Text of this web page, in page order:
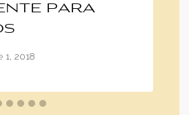
para
1, 2018